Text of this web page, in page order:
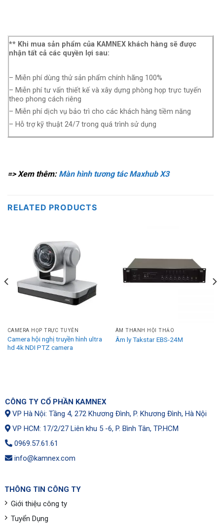
** Khi mua sản phẩm của KAMNEX khách hàng sẽ được
nhận tất cả các quyền lợi sau:
– Miễn phí dùng thử sản phẩm chính hãng 100%
– Miễn phí tư vấn thiết kế và xây dựng phòng họp trực tuyến
theo phong cách riêng
– Miễn phí dịch vụ bảo trì cho các khách hàng tiềm năng
– Hỗ trợ kỹ thuật 24/7 trong quá trình sử dụng
=> Xem thêm: Màn hình tương tác Maxhub X3
RELATED PRODUCTS
CAMERA HỌP TRỰC TUYẾN
Camera hội nghị truyền hình ultra
hd 4k NDI PTZ camera
ÂM THANH HỘI THẢO
Âm ly Takstar EBS-24M
CÔNG TY CỔ PHẦN KAMNEX
VP Hà Nội: Tầng 4, 272 Khương Đình, P. Khương Đình, Hà Nội
VP HCM: 17/2/27 Liên khu 5 -6, P. Bình Tân, TP.HCM
0969.57.61.61
info@kamnex.com
THÔNG TIN CÔNG TY
Giới thiệu công ty
Tuyển Dụng